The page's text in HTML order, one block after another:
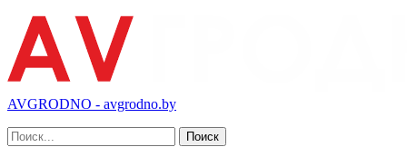
AVGRODNO - avgrodno.by